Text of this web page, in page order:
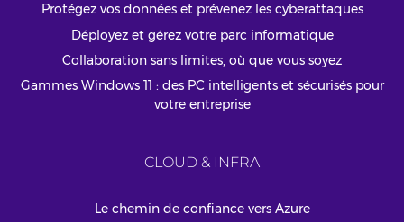
Protégez vos données et prévenez les cyberattaques
Déployez et gérez votre parc informatique
Collaboration sans limites, où que vous soyez
Gammes Windows 11 : des PC intelligents et sécurisés pour
votre entreprise
CLOUD & INFRA
Le chemin de confiance vers Azure